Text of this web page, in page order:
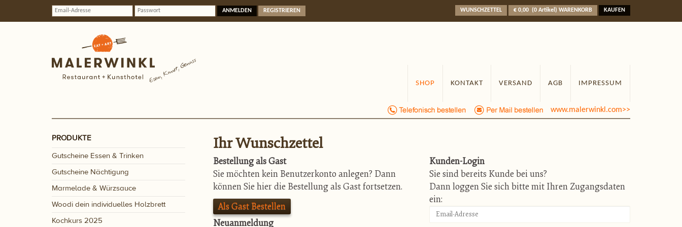
ANMELDEN REGISTRIEREN WUNSCHZETTEL € 0,00 (0 Artikel ) WARENKORB KAUFEN
SHOP KONTAKT VERSAND AGB IMPRESSUM
www.malerwinkl.com>>
Ihr Wunschzettel
Kunden-Login
Sie sind bereits Kunde bei uns?
Dann loggen Sie sich bitte mit Ihren Zugangsdaten
ein:
Neuanmeldung
Bestellung als Gast
Sie möchten kein Benutzerkonto anlegen? Dann
können Sie hier die Bestellung als Gast fortsetzen.
Als Gast Bestellen
PRODUKTE
Gutscheine Essen & Trinken
Gutscheine Nächtigung
Marmelade & Würzsauce
Woodi dein individuelles Holzbrett
Kochkurs 2025